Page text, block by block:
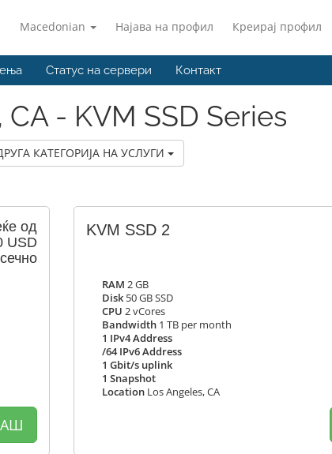
Macedonian Најава на профил Креирај профил
Статус на сервери Контакт
- KVM SSD Series
КАТЕГОРИЈА НА УСЛУГИ
од
USD
KVM SSD 2
RAM 2 GB
Disk 50 GB SSD
CPU 2 vCores
Bandwidth 1 TB per month
1 IPv4 Address
/64 IPv6 Address
1 Gbit/s uplink
1 Snapshot
Location Los Angeles, CA